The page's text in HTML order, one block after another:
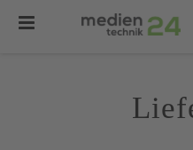
Navigation